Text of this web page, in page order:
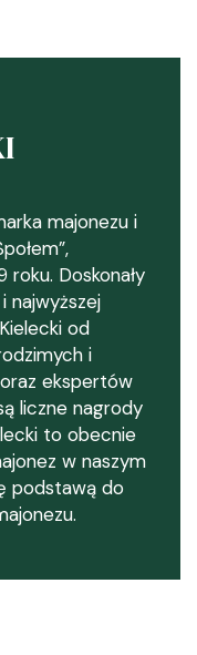
majonezu i
Doskonały
najwyższej
od
i
ekspertów
liczne nagrody
to obecnie
w naszym
podstawą do